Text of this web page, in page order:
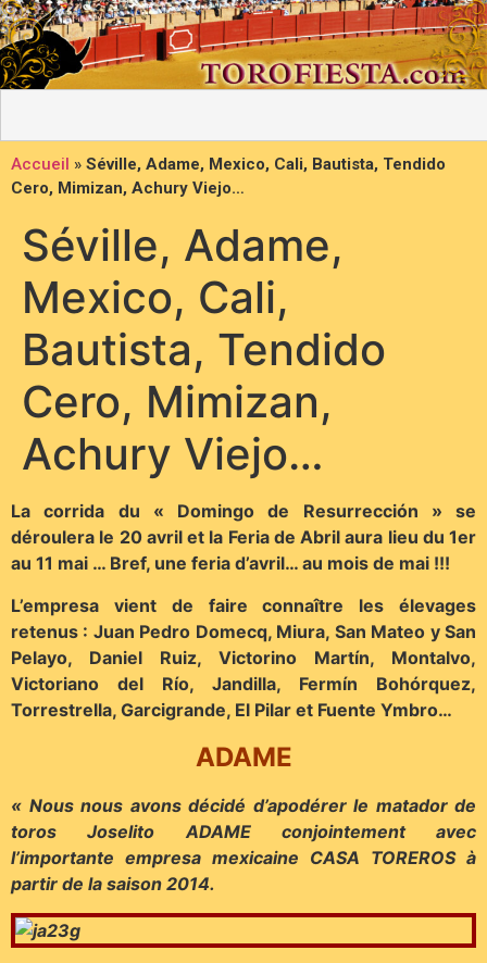
Accueil » Séville, Adame, Mexico, Cali, Bautista, Tendido
Cero, Mimizan, Achury Viejo…
Séville, Adame,
Mexico, Cali,
Bautista, Tendido
Cero, Mimizan,
Achury Viejo…
La corrida du « Domingo de Resurrección » se
déroulera le 20 avril et la Feria de Abril aura lieu du 1er
au 11 mai … Bref, une feria d’avril… au mois de mai !!!
L’empresa vient de faire connaître les élevages
retenus : Juan Pedro Domecq, Miura, San Mateo y San
Pelayo, Daniel Ruiz, Victorino Martín, Montalvo,
Victoriano del Río, Jandilla, Fermín Bohórquez,
Torrestrella, Garcigrande, El Pilar et Fuente Ymbro…
ADAME
« Nous nous avons décidé d’apodérer le matador de
toros Joselito ADAME conjointement avec
l’importante empresa mexicaine CASA TOREROS à
partir de la saison 2014.